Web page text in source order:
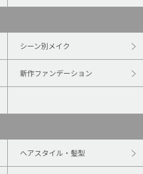
シーン別メイク
新作ファンデーション
ヘアスタイル・髪型